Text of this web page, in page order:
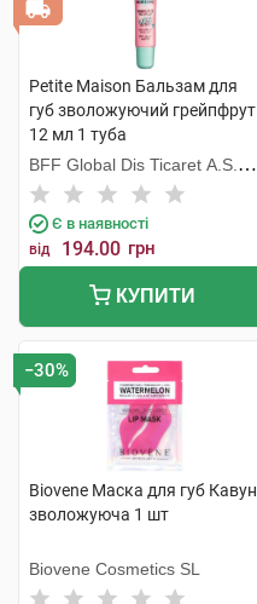
Petite Maison Бальзам для
губ зволожуючий грейпфрут
12 мл 1 туба
BFF Global Dis Ticaret A.S.
(Туреччина)
Є в наявності
від 194.00 грн
КУПИТИ
−30%
Biovene Маска для губ Кавун
зволожуюча 1 шт
Biovene Cosmetics SL